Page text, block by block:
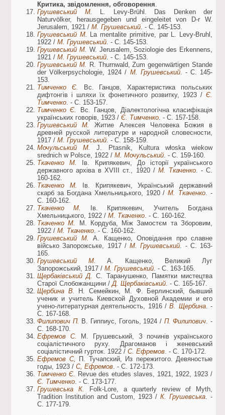
Критика, звідомлення, обговорення.
Грушевський М. L. Levy-Brühl. Das Denken der
Naturvölker, herausgegeben und eingeleitet von D-r W.
Jerusalem, 1921 / М. Грушевський. - С. 145-153.
Грушевський М. La mentalite primitive, par L. Levy-Bruhl,
1922 / М. Грушевський. - С. 145-153.
Грушевський М. W. Jerusalem, Soziologie des Erkennens,
1921 / М. Грушевський. - С. 145-153.
Грушевський М. R. Thurnwald, Zum gegenwärtigen Stande
der Völkerpsychologie, 1924 / М. Грушевський. - С. 145-
153.
Тимченко Є.
Вс. Ганцов, Характеристика польських
дифтонгів і шляхи їх фонетичного розвитку, 1923 / Є.
Тимченко. - С. 153-157.
Тимченко Є.
Вс. Ганцов, Діалектологічна класифікація
українських говорів, 1923 / Є. Тимченко. - С. 157-158.
Грушевський М.
Житие Алексея Человека Божия в
древней русской литературе и народной словесности,
1917 / М. Грушевський. - С. 158-159.
Мочульський М.
J. Ptasnik, Kultura włoska wiekow
srednich w Polsce, 1922 / М. Мочульський. - С. 159-160.
Ткаченко М.
Ів. Крипякевич, До історії українського
державного архіва в XVIII ст., 1920 / М. Ткаченко. - С.
160-162.
Ткаченко М.
Ів. Крипякевич, Український державний
скарб за Богдана Хмельницького, 1920 /М. Ткаченко. -
С. 160-162.
Ткаченко М.
Ів. Крипякевич, Учитель Богдана
Хмельницького, 1922 / М. Ткаченко. - С. 160-162.
Ткаченко М.
М. Кордуба, Між Замостєм та Зборовим,
1922 / М. Ткаченко. - С. 160-162.
Грушевський М. А. Кащенко, Оповідання про славне
військо Запорожське, 1917 / М. Грушевський. - С. 163-
165.
Грушевський М.
А. Кащенко, Великий Луг
Запорожський, 1917 / М. Грушевський. - С. 163-165.
Щербаківський Д. С. Таранушенко, Памятки мистецтва
Старої Слобожанщини /Д. Щербаківський. - С. 165-167.
Щербина В.
Н. Семейкин, М. Ф. Берлинский, бывший
ученик и учитель Киевской Духовной Академии и его
учено-литературная деятельность, 1916 /В. Щербина. -
С. 167-168.
Филипович П. В. Гиппиус, Гоголь, 1924 / П. Филипович. -
С. 168-170.
Ефремов С.
М. Грушевський, З починів українського
соціалістичного руху. Драгоманов і женевський
соціалістичний гурток. 1922 / С. Ефремов. - С. 170-172.
Ефремов С, П. Тучапский, Из пережитого. Девяностые
годы, 1923 / С, Ефремов. - С. 172-173.
Тимченко Є. Revue des etudes slaves, 1921, 1922, 1923 /
Є. Тимченко. - С. 173-177.
Грушевська К.
Folk-Lore, a quarterly review of Myth,
Tradition Institution and Custom, 1923 / К. Грушевська. -
С. 177-179.